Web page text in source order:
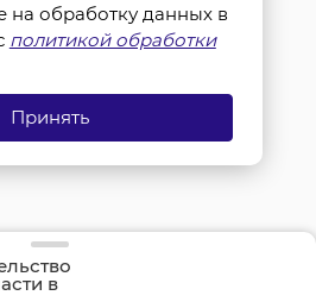
в
напомнило
на обработку данных в
политикой обработки
Принять